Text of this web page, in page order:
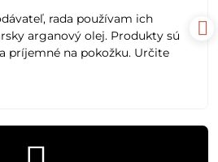
5 rada používam ich
arganový olej. Produkty sú
príjemné na pokožku. Určite